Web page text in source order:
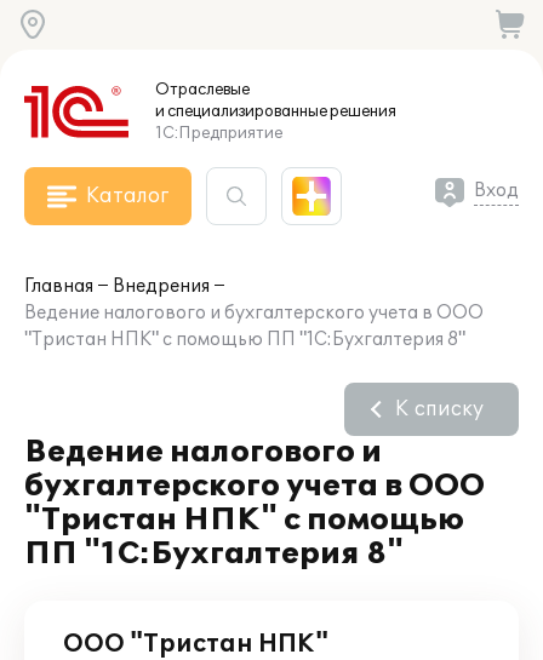
Отраслевые
и специализированныерешения
1С:Предприятие
Каталог Вход
Главная
Внедрения
Ведение налогового и бухгалтерского учета в ООО
"Тристан НПК" с помощью ПП "1С:Бухгалтерия 8"
Ведение налогового и
бухгалтерского учета в ООО
"Тристан НПК" с помощью
ПП "1С:Бухгалтерия 8"
К списку
ООО "Тристан НПК"